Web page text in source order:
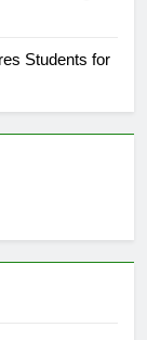
Paling
Students for